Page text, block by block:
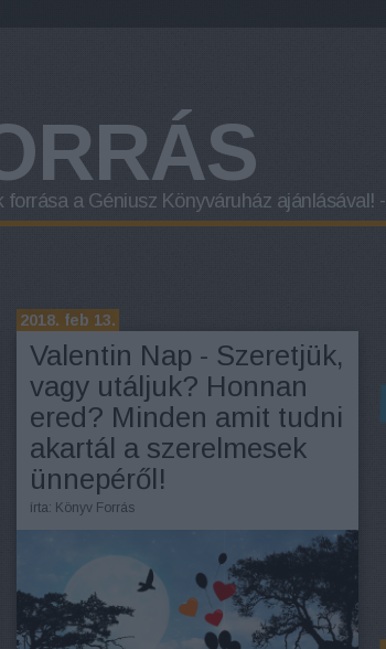
forrása a Géniusz Könyváruház ajánlásával! -
2018. feb 13.
Valentin Nap - Szeretjük,
vagy utáljuk? Honnan
ered? Minden amit tudni
akartál a szerelmesek
ünnepéről!
írta: Könyv Forrás